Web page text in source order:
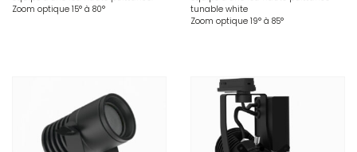
Zoom optique 15° à 80°
tunable white
Zoom optique 19° à 85°